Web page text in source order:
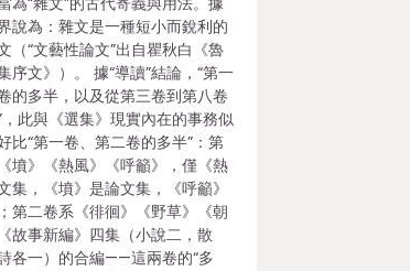
說為：雜文是一種短小而銳利的
（“文藝性論文”出自瞿秋白《魯
序文》）。 據“導讀”結論，“第一
的多半，以及從第三卷到第八卷
此與《選集》現實內在的事務似
比“第一卷、第二卷的多半”：第
墳》《熱風》《呼籲》，僅《熱
集，《墳》是論文集，《呼籲》
第二卷系《徘徊》《野草》《朝
故事新編》四集（小說二，散
各一）的合編——這兩卷的“多